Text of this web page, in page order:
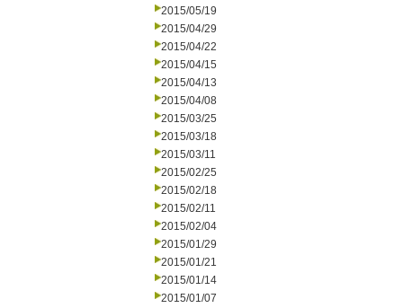
2015/05/19
2015/04/29
2015/04/22
2015/04/15
2015/04/13
2015/04/08
2015/03/25
2015/03/18
2015/03/11
2015/02/25
2015/02/18
2015/02/11
2015/02/04
2015/01/29
2015/01/21
2015/01/14
2015/01/07